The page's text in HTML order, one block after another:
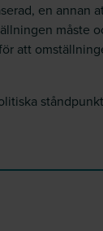
en annan
måste
att